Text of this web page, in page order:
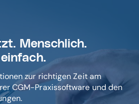
Menschlich.
zur richtigen Zeit am
CGM-Praxissoftware und den